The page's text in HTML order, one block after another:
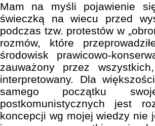
Mam na myśli pojawienie
świeczką na wiecu przed
podczas tzw. protestów w
rozmów, które
środowisk prawicowo-
zauważony przez
interpretowany. Dla
samego początku
postkomunistycznych jest
koncepcji wg mojej wiedzy nie